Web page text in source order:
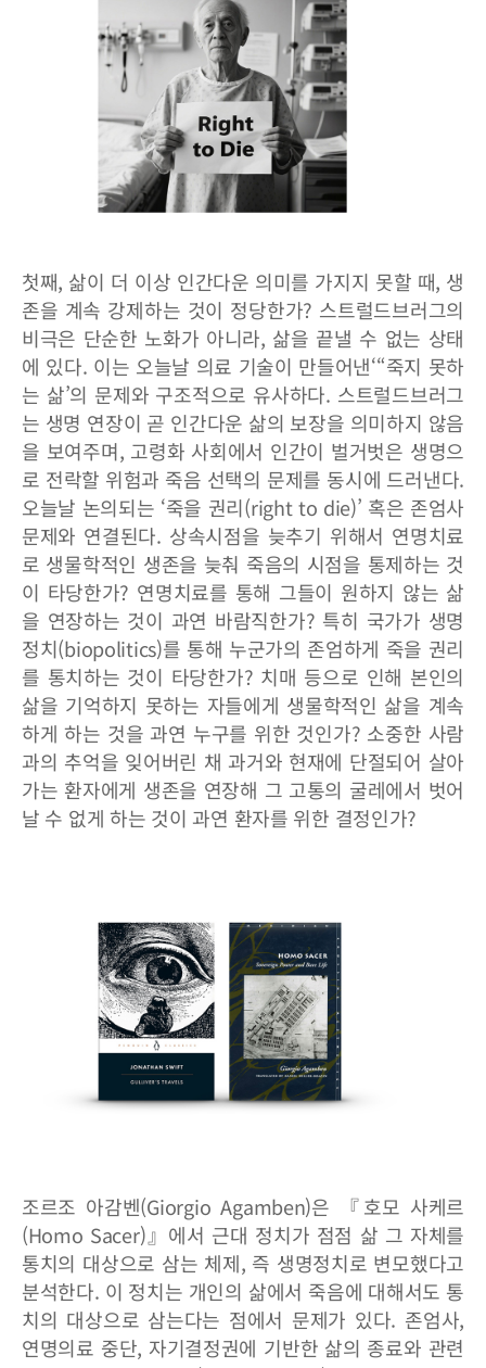
첫째, 삶이 더 이상 인간다운 의미를 가지지 못할 때, 생
존을 계속 강제하는 것이 정당한가? 스트럴드브러그의
비극은 단순한 노화가 아니라, 삶을 끝낼 수 없는 상태
에 있다. 이는 오늘날 의료 기술이 만들어낸‘“죽지 못하
는 삶’의 문제와 구조적으로 유사하다. 스트럴드브러그
는 생명 연장이 곧 인간다운 삶의 보장을 의미하지 않음
을 보여주며, 고령화 사회에서 인간이 벌거벗은 생명으
로 전락할 위험과 죽음 선택의 문제를 동시에 드러낸다.
오늘날 논의되는 ‘죽을 권리(right to die)’ 혹은 존엄사
문제와 연결된다. 상속시점을 늦추기 위해서 연명치료
로 생물학적인 생존을 늦춰 죽음의 시점을 통제하는 것
이 타당한가? 연명치료를 통해 그들이 원하지 않는 삶
을 연장하는 것이 과연 바람직한가? 특히 국가가 생명
정치(biopolitics)를 통해 누군가의 존엄하게 죽을 권리
를 통치하는 것이 타당한가? 치매 등으로 인해 본인의
삶을 기억하지 못하는 자들에게 생물학적인 삶을 계속
하게 하는 것을 과연 누구를 위한 것인가? 소중한 사람
과의 추억을 잊어버린 채 과거와 현재에 단절되어 살아
가는 환자에게 생존을 연장해 그 고통의 굴레에서 벗어
날 수 없게 하는 것이 과연 환자를 위한 결정인가?
조르조 아감벤(Giorgio Agamben)은 『호모 사케르
(Homo Sacer)』에서 근대 정치가 점점 삶 그 자체를
통치의 대상으로 삼는 체제, 즉 생명정치로 변모했다고
분석한다. 이 정치는 개인의 삶에서 죽음에 대해서도 통
치의 대상으로 삼는다는 점에서 문제가 있다. 존엄사,
연명의료 중단, 자기결정권에 기반한 삶의 종료와 관련